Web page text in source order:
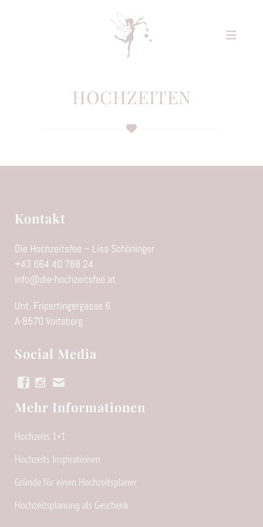
HOCHZEITEN
Kontakt
Die Hochzeitsfee – Lisa Schöninger
+43 664 40 788 24
info@die-hochzeitsfee.at
Unt. Fripertingergasse 6
A-8570 Voitsberg
Social Media
Mehr Informationen
Hochzeits 1×1
Hochzeits Inspirationen
Gründe für einen Hochzeitsplaner
Hochzeitsplanung als Geschenk